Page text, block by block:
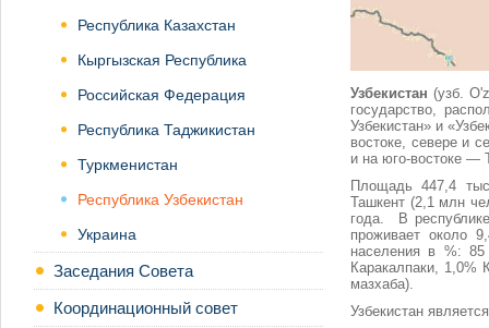
Узбекистан (узб.
государство,
Узбекистан» и
востоке, севере и
и на юго-востоке —
Площадь 447,4
Ташкент (2,1 млн
года.
В
проживает около
населения в %:
Каракалпаки, 1,0%
мазхаба).
Узбекистан
Республика Казахстан
Кыргызская Республика
Российская Федерация
Республика Таджикистан
Туркменистан
Республика Узбекистан
Украина
Заседания Совета
Координационный совет